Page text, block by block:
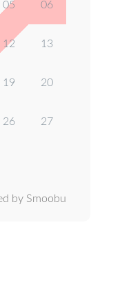
05 06
12 13
19 20
26 27
by Smoobu